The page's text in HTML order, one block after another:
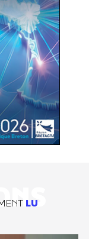
LU